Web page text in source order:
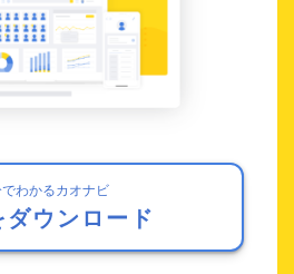
わかるカオナビ
ダウンロード